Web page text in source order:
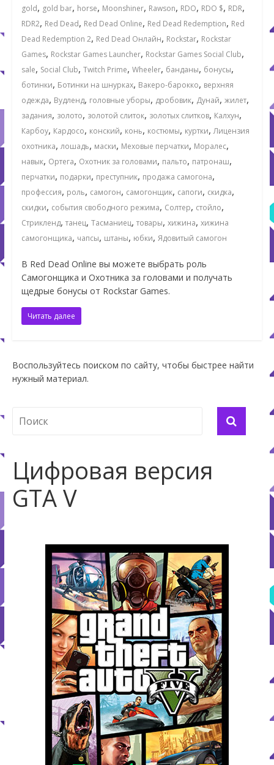
gold, gold bar, horse, Moonshiner, Rawson, RDO, RDO $, RDR,
RDR2, Red Dead, Red Dead Online, Red Dead Redemption, Red
Dead Redemption 2, Red Dead Онлайн, Rockstar, Rockstar
Games, Rockstar Games Launcher, Rockstar Games Social Club,
sale, Social Club, Twitch Prime, Wheeler, банданы, бонусы,
ботинки, Ботинки на шнурках, Вакеро-барокко, верхняя
одежда, Вудленд, головные уборы, дробовик, Дунай, жилет,
задания, золото, золотой слиток, золотых слитков, Калхун,
Карбоу, Кардосо, конский, конь, костюмы, куртки,Лицензия
охотника, лошадь, маски, Меховые перчатки, Моралес,
навык, Ортега, Охотник за головами, пальто, патронаш,
перчатки, подарки, преступник, продажа самогона,
профессия, роль, самогон, самогонщик, сапоги, скидка,
скидки, события свободного режима, Солтер, стойло,
Стрикленд, танец, Тасманиец, товары, хижина, хижина
самогонщика, чапсы, штаны, юбки, Ядовитый самогон
В Red Dead Online вы можете выбрать роль
Самогонщика и Охотника за головами и получать
щедрые бонусы от Rockstar Games.
Читать далее
Воспользуйтесь поиском по сайту, чтобы быстрее найти
нужный материал.
Цифровая версия
GTA V